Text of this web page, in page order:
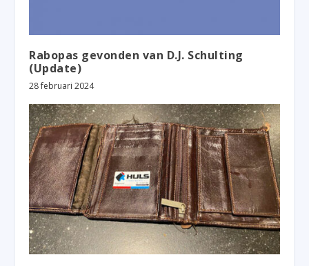
Rabopas gevonden van D.J. Schulting
(Update)
28 februari 2024